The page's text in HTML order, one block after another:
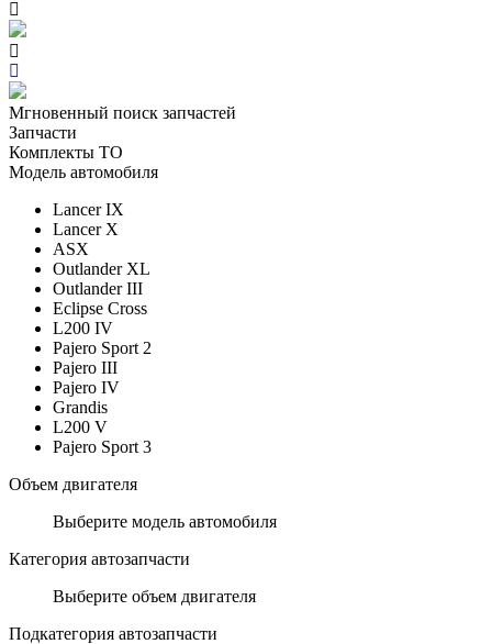
Мгновенный поиск запчастей
Запчасти
Комплекты ТО
Модель автомобиля
Lancer IX
Lancer X
ASX
Outlander XL
Outlander III
Eclipse Cross
L200 IV
Pajero Sport 2
Pajero III
Pajero IV
Grandis
L200 V
Pajero Sport 3
Объем двигателя
Выберите модель автомобиля
Категория автозапчасти
Выберите объем двигателя
Подкатегория автозапчасти